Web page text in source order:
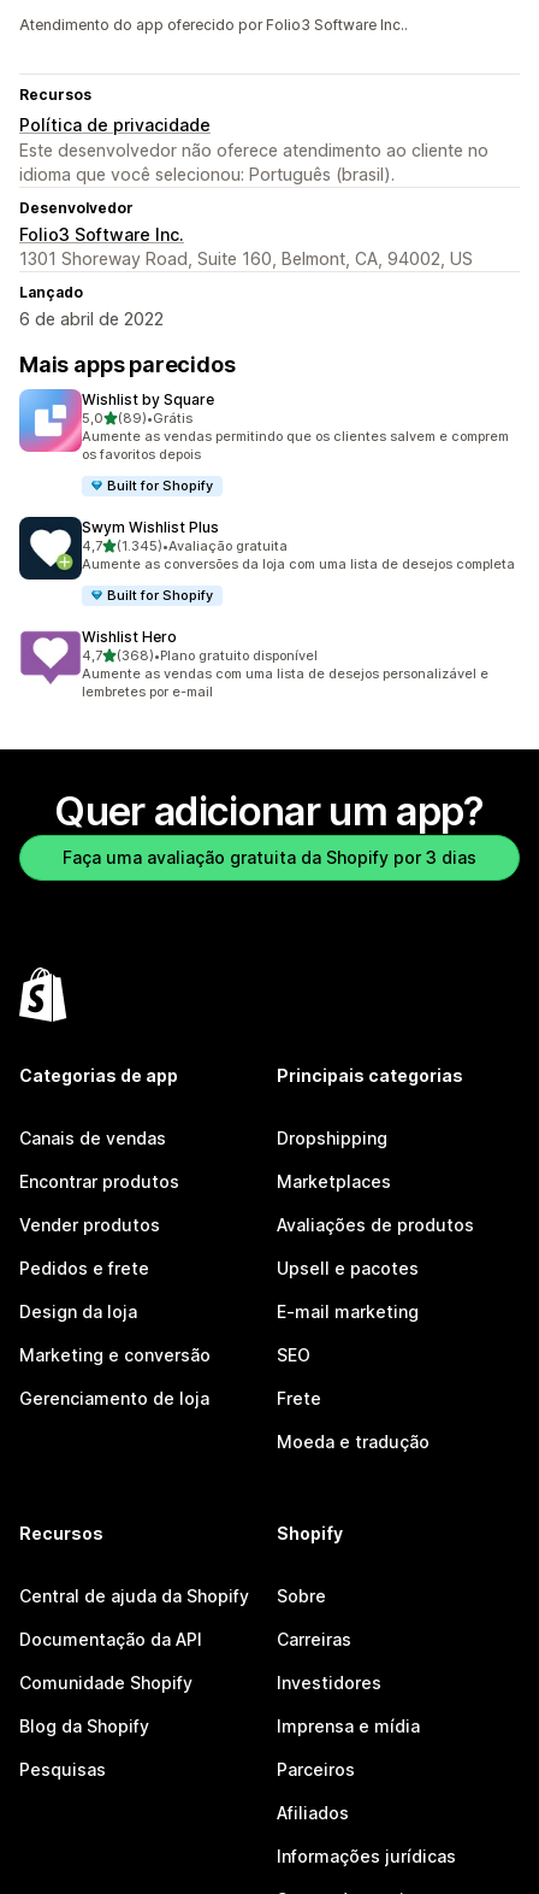
Atendimento do app oferecido por Folio3 Software Inc..
Recursos
Política de privacidade
Este desenvolvedor não oferece atendimento ao cliente no
idioma que você selecionou: Português (brasil).
Desenvolvedor
Folio3 Software Inc.
1301 Shoreway Road, Suite 160, Belmont, CA, 94002, US
Lançado
6 de abril de 2022
Mais apps parecidos
Wishlist by Square
5,0de 5 estrelas
(89)
89 avaliações ao todo
•Grátis
Aumente as vendas permitindo que os clientes salvem e comprem
os favoritos depois
Built for Shopify
Swym Wishlist Plus
4,7de 5 estrelas
(1.345)
1345 avaliações ao todo
•Avaliação gratuita
Aumente as conversões da loja com uma lista de desejos completa
Built for Shopify
Wishlist Hero
4,7de 5 estrelas
(368)
368 avaliações ao todo
•Plano gratuito disponível
Aumente as vendas com uma lista de desejos personalizável e
lembretes por e-mail
Quer adicionar um app?
Faça uma avaliação gratuita da Shopify por 3 dias
Categorias de app
Canais de vendas
Encontrar produtos
Vender produtos
Pedidos e frete
Design da loja
Marketing e conversão
Gerenciamento de loja
Principais categorias
Dropshipping
Marketplaces
Avaliações de produtos
Upsell e pacotes
E-mail marketing
SEO
Frete
Moeda e tradução
Recursos
Central de ajuda da Shopify
Documentação da API
Comunidade Shopify
Blog da Shopify
Pesquisas
Shopify
Sobre
Carreiras
Investidores
Imprensa e mídia
Parceiros
Afiliados
Informações jurídicas